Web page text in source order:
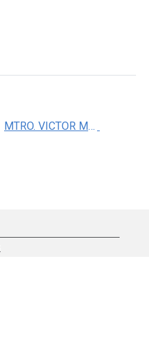
MTRO. VICTOR MANUEL BECERRIL MONTEKIO